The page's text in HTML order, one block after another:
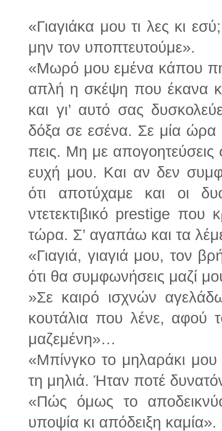
«Γιαγιάκα μου τι λες κι
μην τον υποπτευτούμε».
«Μωρό μου εμένα κάπου
απλή η σκέψη που έκανα
και γι’ αυτό σας
δόξα σε εσένα. Σε μία
πεις. Μη με
ευχή μου. Και αν δεν
ότι αποτύχαμε και οι
ντετεκτιβικό prestige που
τώρα. Σ’ αγαπάω και τα
«Γιαγιά, γιαγιά μου, τον
ότι θα συμφωνήσεις μαζί
»Σε καιρό ισχνών
κουτάλια που λένε, αφού
μαζεμένη»…
«Μπίνγκο το μηλαράκι
τη μηλιά. Ήταν ποτέ
«Πώς όμως το
υποψία κι απόδειξη καμία».